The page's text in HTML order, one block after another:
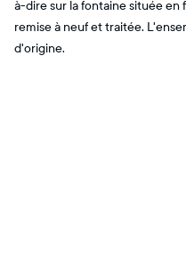
à-dire sur la fontaine située en
remise à neuf et traitée.
d'origine.